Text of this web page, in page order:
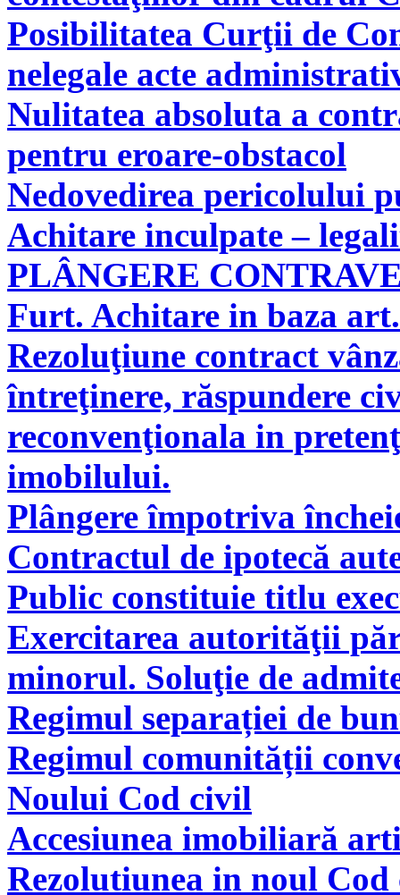
Posibilitatea Curţii de
nelegale acte
Nulitatea absoluta a
pentru eroare-obstacol
Nedovedirea pericolului
Achitare inculpate –
PLÂNGERE
Furt. Achitare in baza
Rezoluţiune contract
întreţinere, răspundere
reconvenţionala in
imobilului.
Plângere împotriva
Contractul de ipotecă
Public constituie titlu
Exercitarea autorităţii
minorul. Soluţie de
Regimul separației de
Regimul comunității
Noului Cod civil
Accesiunea imobiliară
Rezolutiunea in noul